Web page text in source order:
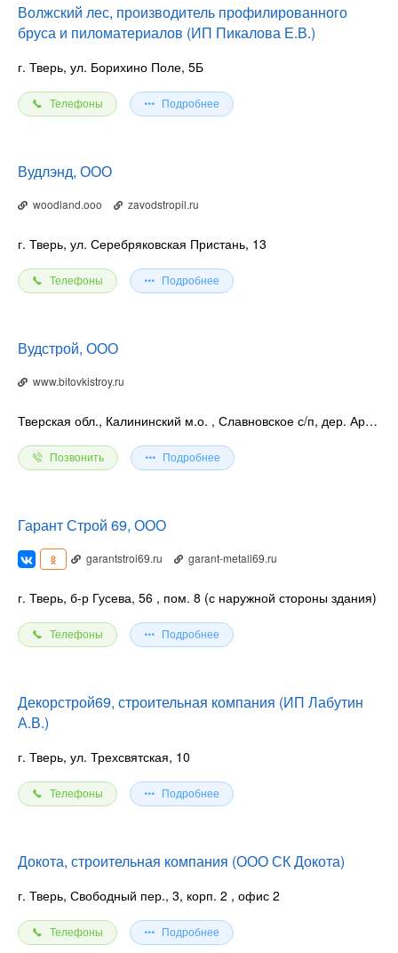
Волжский лес, производитель профилированного
бруса и пиломатериалов (ИП Пикалова Е.В.)
г. Тверь, ул. Борихино Поле, 5Б
Телефоны Подробнее
Вудлэнд, ООО
woodland.ooo zavodstropil.ru
г. Тверь, ул. Серебряковская Пристань, 13
Телефоны Подробнее
Вудстрой, ООО
www.bitovkistroy.ru
Тверская обл., Калининский м.о. , Славновское с/п, дер. Арининское, ул. Запрудная, 1
Позвонить Подробнее
Гарант Строй 69, ООО
garantstroi69.ru garant-metall69.ru
г. Тверь, б-р Гусева, 56 , пом. 8 (с наружной стороны здания)
Телефоны Подробнее
Декорстрой69, строительная компания (ИП Лабутин
А.В.)
г. Тверь, ул. Трехсвятская, 10
Телефоны Подробнее
Докота, строительная компания (ООО СК Докота)
г. Тверь, Свободный пер., 3, корп. 2 , офис 2
Телефоны Подробнее